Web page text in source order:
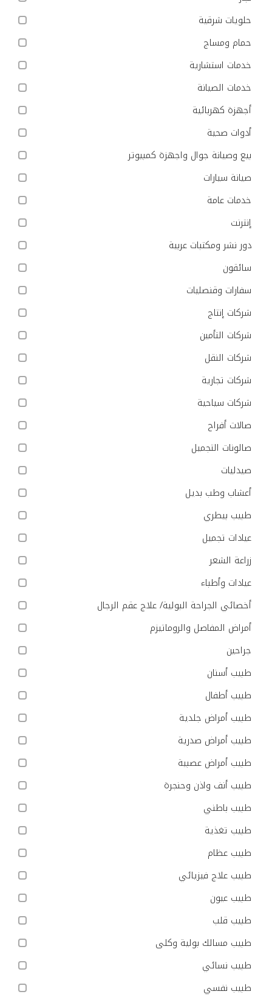
حلويات شرقية
حمام ومساج
خدمات استشارية
خدمات الصيانة
أجهزة كهربائية
أدوات صحية
بيع وصيانة جوال واجهزة كمبيوتر
صيانة سيارات
خدمات عامة
إنترنت
دور نشر ومكتبات عربية
سائقون
سفارات وقنصليات
شركات إنتاج
شركات التأمين
شركات النقل
شركات تجارية
شركات سياحية
صالات أفراح
صالونات التجميل
صيدليات
أعشاب وطب بديل
طبيب بيطري
عيادات تجميل
زراعة الشعر
عيادات وأطباء
أخصائي الجراحة البولية/ علاج عقم الرجال
أمراض المفاصل والروماتيزم
جراحين
طبيب أسنان
طبيب أطفال
طبيب أمراض جلدية
طبيب أمراض صدرية
طبيب أمراض عصبية
طبيب أنف واذن وحنجرة
طبيب باطني
طبيب تغذية
طبيب عظام
طبيب علاج فيزيائي
طبيب عيون
طبيب قلب
طبيب مسالك بولية وكلى
طبيب نسائي
طبيب نفسي